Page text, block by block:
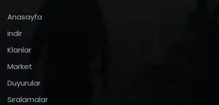
Anasayfa
indir
Klanlar
Market
Duyurular
Sıralamalar